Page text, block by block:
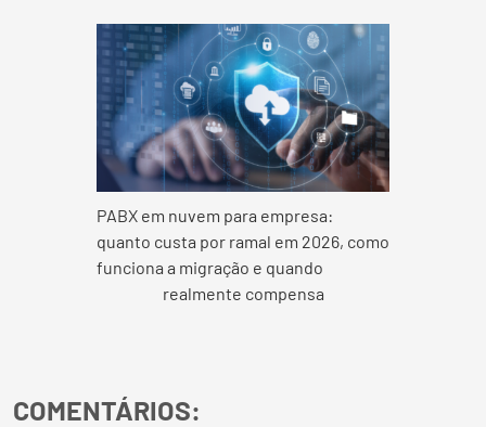
PABX em nuvem para empresa:
quanto custa por ramal em 2026, como
funciona a migração e quando
realmente compensa
COMENTÁRIOS: